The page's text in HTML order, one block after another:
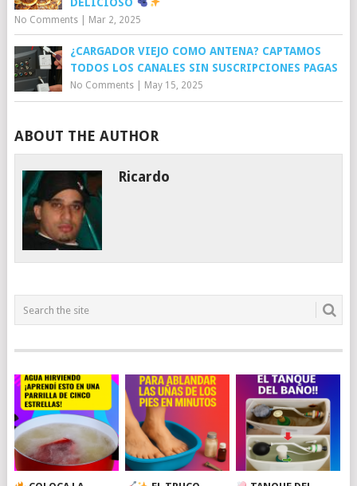
No Comments| Mar 2, 2025
¿CARGADOR VIEJO COMO ANTENA? CAPTAMOS
TODOS LOS CANALES SIN SUSCRIPCIONES PAGAS
No Comments| May 15, 2025
ABOUT THE AUTHOR
Ricardo